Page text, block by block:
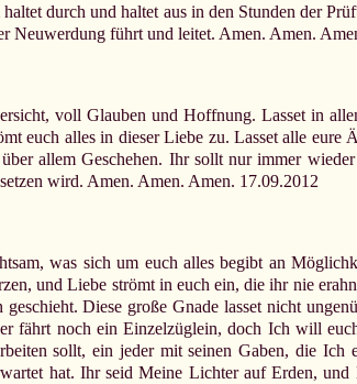
durch und haltet aus in den Stunden der
Neuwerdung führt und leitet. Amen. Amen.
voll Glauben und Hoffnung. Lasset in
euch alles in dieser Liebe zu. Lasset alle
allem Geschehen. Ihr sollt nur immer
wird. Amen. Amen. Amen. 17.09.2012
was sich um euch alles begibt an
und Liebe strömt in euch ein, die ihr nie
Diese große Gnade lasset nicht
fährt noch ein Einzelzüglein, doch Ich will
sollt, ein jeder mit seinen Gaben, die
hat. Ihr seid Meine Lichter auf Erden,